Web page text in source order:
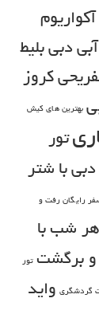
دبیبلیط
کروز
بهترین های کیش
تور
با شتر
رایگان رفت و
شب با
و برگشت تور
گردشگری واید